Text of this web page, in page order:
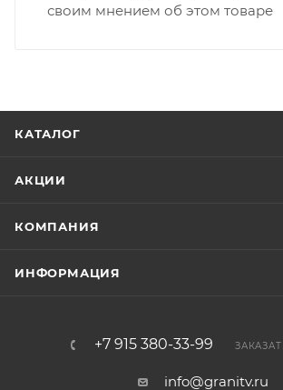
своим мнением об этом товаре
КАТАЛОГ
АКЦИИ
КОМПАНИЯ
ИНФОРМАЦИЯ
+7 915 380-33-99
info@granitv.ru